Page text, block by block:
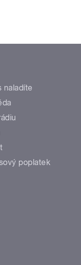
naladíte
poplatek